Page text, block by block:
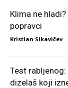
Klima ne
popravci
Kristian Sikavičev -
Test rabljenog:
dizelaš koji